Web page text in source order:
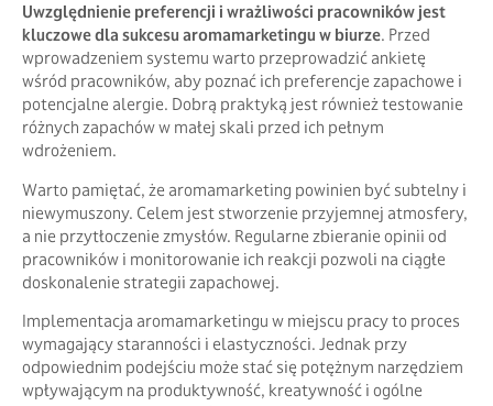
Uwzględnienie preferencji i wrażliwości pracowników jest
kluczowe dla sukcesu aromamarketingu w biurze. Przed
wprowadzeniem systemu warto przeprowadzić ankietę
wśród pracowników, aby poznać ich preferencje zapachowe i
potencjalne alergie. Dobrą praktyką jest również testowanie
różnych zapachów w małej skali przed ich pełnym
wdrożeniem.
Warto pamiętać, że aromamarketing powinien być subtelny i
niewymuszony. Celem jest stworzenie przyjemnej atmosfery,
a nie przytłoczenie zmysłów. Regularne zbieranie opinii od
pracowników i monitorowanie ich reakcji pozwoli na ciągłe
doskonalenie strategii zapachowej.
Implementacja aromamarketingu w miejscu pracy to proces
wymagający staranności i elastyczności. Jednak przy
odpowiednim podejściu może stać się potężnym narzędziem
wpływającym na produktywność, kreatywność i ogólne